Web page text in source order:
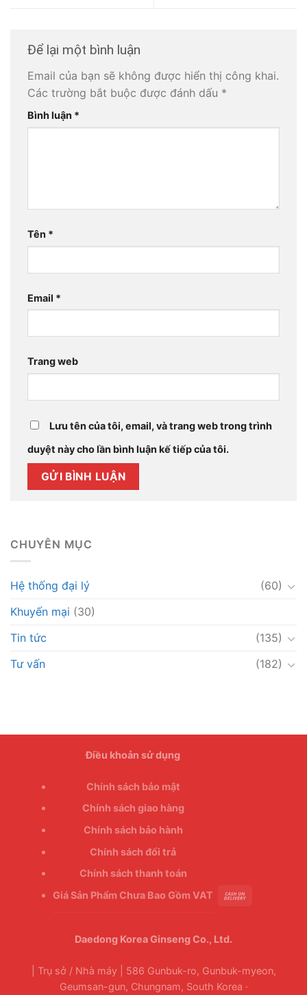
Để lại một bình luận
Email của bạn sẽ không được hiển thị công khai.
Các trường bắt buộc được đánh dấu *
Bình luận *
Tên *
Email *
Trang web
Lưu tên của tôi, email, và trang web trong trình
duyệt này cho lần bình luận kế tiếp của tôi.
CHUYÊN MỤC
Hệ thống đại lý
(60)
Khuyến mại (30)
Tin tức
(135)
Tư vấn
(182)
Điều khoản sử dụng
Chính sách bảo mật
Chính sách giao hàng
Chính sách bảo hành
Chính sách đổi trả
Chính sách thanh toán
Giá Sản Phẩm Chưa Bao Gồm VAT
Daedong Korea Ginseng Co., Ltd.
| Trụ sở / Nhà máy | 586 Gunbuk-ro, Gunbuk-myeon,
Geumsan-gun, Chungnam, South Korea ·